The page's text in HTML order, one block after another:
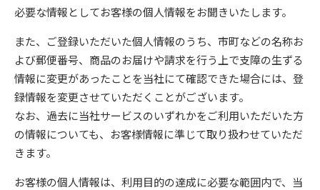
必要な情報としてお客様の個人情報をお聞きいたします。
また、ご登録いただいた個人情報のうち、市町などの名称お
よび郵便番号、商品のお届けや請求を行う上で支障の生ずる
情報に変更があったことを当社にて確認できた場合には、登
録情報を変更させていただくことがございます。
なお、過去に当社サービスのいずれかをご利用いただいた方
の情報についても、お客様情報に準じて取り扱わせていただ
きます。
お客様の個人情報は、利用目的の達成に必要な範囲内で、当